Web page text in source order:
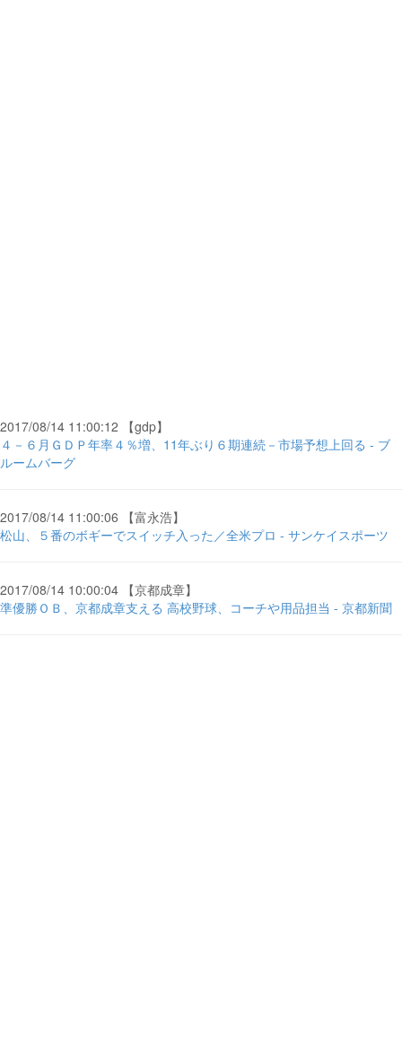
2017/08/14 11:00:12 【gdp】
４－６月ＧＤＰ年率４％増、11年ぶり６期連続－市場予想上回る - ブ
ルームバーグ
2017/08/14 11:00:06 【富永浩】
松山、５番のボギーでスイッチ入った／全米プロ - サンケイスポーツ
2017/08/14 10:00:04 【京都成章】
準優勝ＯＢ、京都成章支える 高校野球、コーチや用品担当 - 京都新聞